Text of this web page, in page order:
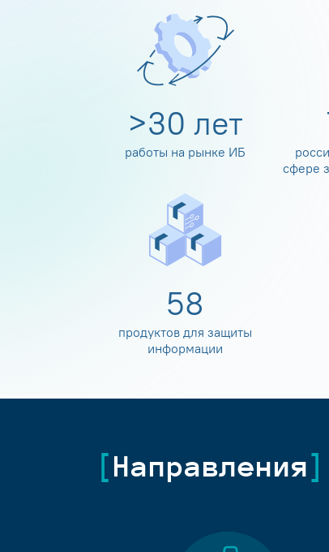
>30 лет
работы на рынке ИБ
сфере
60
продуктов для защиты
информации
Направления